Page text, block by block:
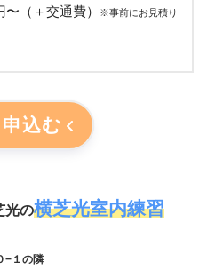
〜（＋交通費） ※事前にお見積り
込む
光の横芝光室内練習
−１の隣